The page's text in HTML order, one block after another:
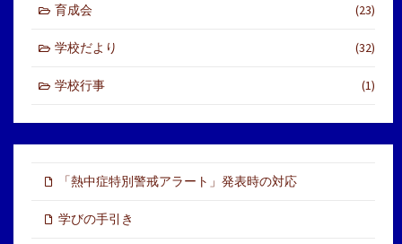
育成会 (23)
学校だより (32)
学校行事 (1)
「熱中症特別警戒アラート」発表時の対応
学びの手引き